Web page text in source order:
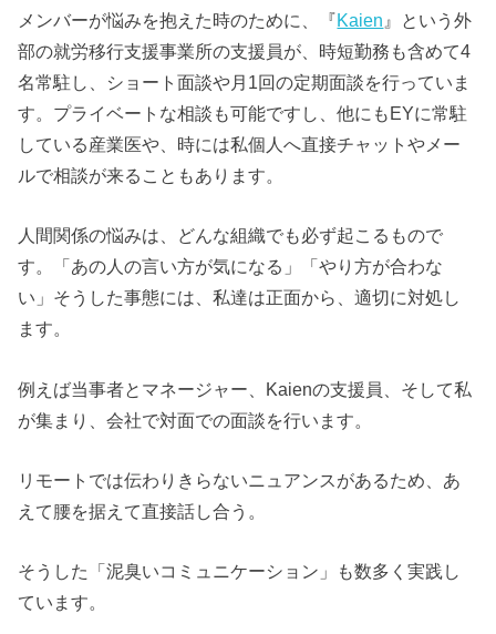
メンバーが悩みを抱えた時のために、『Kaien 』という外
部の就労移行支援事業所の支援員が、時短勤務も含めて4
名常駐し、ショート面談や月1回の定期面談を行っていま
す。プライベートな相談も可能ですし、他にもEYに常駐
している産業医や、時には私個人へ直接チャットやメー
ルで相談が来ることもあります。
人間関係の悩みは、どんな組織でも必ず起こるもので
す。「あの人の言い方が気になる」「やり方が合わな
い」そうした事態には、私達は正面から、適切に対処し
ます。
例えば当事者とマネージャー、Kaienの支援員、そして私
が集まり、会社で対面での面談を行います。
リモートでは伝わりきらないニュアンスがあるため、あ
えて腰を据えて直接話し合う。
そうした「泥臭いコミュニケーション」も数多く実践し
ています。